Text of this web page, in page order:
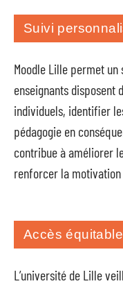
Suivi
Moodle Lille permet
enseignants disposent
individuels, identifier
pédagogie en
contribue à améliorer
renforcer la motivation
Accès
L’université de Lille